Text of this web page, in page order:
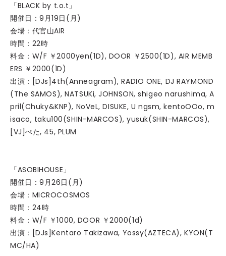
「BLACK by t.o.t」
開催日：9月19日(月)
会場：代官山AIR
時間：22時
料金：W/F ￥2000yen(1D), DOOR ￥2500(1D), AIR MEMB
ERS ￥2000(1D)
出演：[DJs]4th(Anneagram), RADIO ONE, DJ RAYMOND
(The SAMOS), NATSUKi, JOHNSON, shigeo narushima, A
pril(Chuky&KNP), NoVeL, DISUKE, U ngsm, kentoOOo, m
isaco, taku100(SHIN-MARCOS), yusuk(SHIN-MARCOS),
[VJ]ぺた, 45, PLUM
「ASOBIHOUSE」
開催日：9月26日(月)
会場：MICROCOSMOS
時間：24時
料金：W/F ￥1000, DOOR ￥2000(1d)
出演：[DJs]Kentaro Takizawa, Yossy(AZTECA), KYON(T
MC/HA)